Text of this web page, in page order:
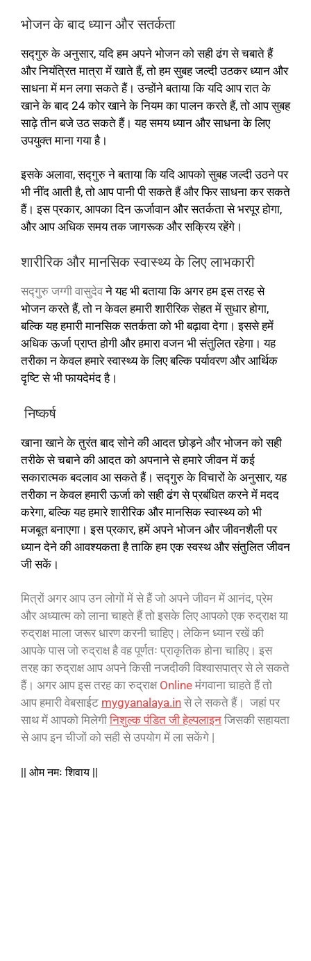
भोजन के बाद ध्यान और सतर्कता
सद्गुरु के अनुसार, यदि हम अपने भोजन को सही ढंग से चबाते हैं
और नियंत्रित मात्रा में खाते हैं, तो हम सुबह जल्दी उठकर ध्यान और
साधना में मन लगा सकते हैं। उन्होंने बताया कि यदि आप रात के
खाने के बाद 24 कोर खाने के नियम का पालन करते हैं, तो आप सुबह
साढ़े तीन बजे उठ सकते हैं। यह समय ध्यान और साधना के लिए
उपयुक्त माना गया है।
इसके अलावा, सद्गुरु ने बताया कि यदि आपको सुबह जल्दी उठने पर
भी नींद आती है, तो आप पानी पी सकते हैं और फिर साधना कर सकते
हैं। इस प्रकार, आपका दिन ऊर्जावान और सतर्कता से भरपूर होगा,
और आप अधिक समय तक जागरूक और सक्रिय रहेंगे।
शारीरिक और मानसिक स्वास्थ्य के लिए लाभकारी
सद्गुरु जग्गी वासुदेवने यह भी बताया कि अगर हम इस तरह से
भोजन करते हैं, तो न केवल हमारी शारीरिक सेहत में सुधार होगा,
बल्कि यह हमारी मानसिक सतर्कता को भी बढ़ावा देगा। इससे हमें
अधिक ऊर्जा प्राप्त होगी और हमारा वजन भी संतुलित रहेगा। यह
तरीका न केवल हमारे स्वास्थ्य के लिए बल्कि पर्यावरण और आर्थिक
दृष्टि से भी फायदेमंद है।
निष्कर्ष
खाना खाने के तुरंत बाद सोने की आदत छोड़ने और भोजन को सही
तरीके से चबाने की आदत को अपनाने से हमारे जीवन में कई
सकारात्मक बदलाव आ सकते हैं। सद्गुरु के विचारों के अनुसार, यह
तरीका न केवल हमारी ऊर्जा को सही ढंग से प्रबंधित करने में मदद
करेगा, बल्कि यह हमारे शारीरिक और मानसिक स्वास्थ्य को भी
मजबूत बनाएगा। इस प्रकार, हमें अपने भोजन और जीवनशैली पर
ध्यान देने की आवश्यकता है ताकि हम एक स्वस्थ और संतुलित जीवन
जी सकें।
मित्रों अगर आप उन लोगों में से हैं जो अपने जीवन में आनंद, प्रेम
और अध्यात्म को लाना चाहते हैं तो इसके लिए आपको एक रुद्राक्ष या
रुद्राक्ष माला जरूर धारण करनी चाहिए। लेकिन ध्यान रखें की
आपके पास जो रुद्राक्ष है वह पूर्णतः प्राकृतिक होना चाहिए। इस
तरह का रुद्राक्ष आप अपने किसी नजदीकी विश्वासपात्र से ले सकते
हैं। अगर आप इस तरह का रुद्राक्ष Online मंगवाना चाहते हैं तो
आपहमारी वेबसाईट mygyanalaya.in से ले सकते हैं। जहां पर
साथ में आपको मिलेगीनिशुल्क पंडित जी हेल्पलाइन जिसकी सहायता
से आप इन चीजों को सही से उपयोग में ला सकेंगे |
|| ओम नमः शिवाय ||